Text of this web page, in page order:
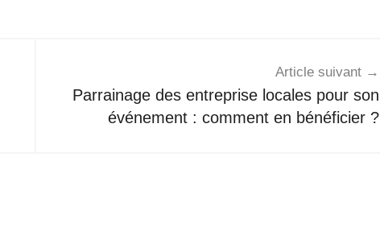
Article suivant
Parrainage des entreprise locales pour son
événement : comment en bénéficier ?